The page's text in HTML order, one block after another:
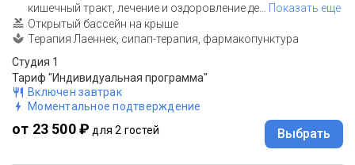
кишечный тракт, лечение и оздоровление де
Показать еще
Открытый бассейн на крыше
Терапия Лаеннек, сипап-терапия, фapмaкoпyнктypa
Студия 1
Тариф "Индивидуальная программа"
Включен завтрак
Моментальное подтверждение
от 23 500 ₽ для 2 гостей Выбрать